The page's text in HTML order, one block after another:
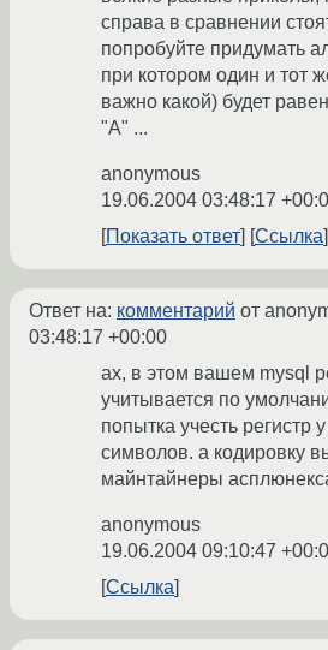
справа в сравнении
попробуйте придумать
при котором один и тот
важно какой) будет
"A" ...
anonymous
19.06.2004 03:48:17
Показать ответ
Ссылка
Ответ на: комментарий от
03:48:17 +00:00
ах, в этом вашем mysql
учитывается по
попытка учесть регистр
символов. а кодировку
майнтайнеры
anonymous
19.06.2004 09:10:47
Ссылка